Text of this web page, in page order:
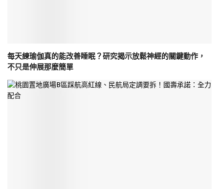
每天練瑜伽真的能改善睡眠？研究揭示放鬆神經的關鍵動作，
不只是伸展那麼簡單